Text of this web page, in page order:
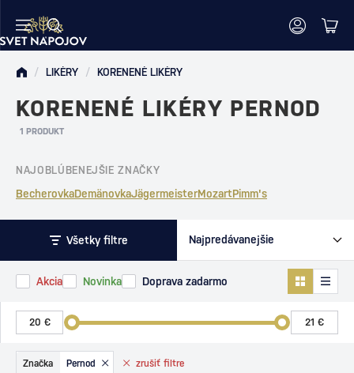
/ LIKÉRY / KORENENÉ LIKÉRY
KORENENÉ LIKÉRY PERNOD
1 PRODUKT
NAJOBLÚBENEJŠIE ZNAČKY
BecherovkaDemänovkaJägermeisterMozartPimm's
Všetky filtre
Akcia Novinka Doprava zadarmo
zrušiť filtre
Značka Pernod